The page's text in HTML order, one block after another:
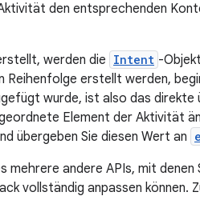
den entsprechenden
werden die Intent -
erstellt werden,
wurde, ist also das
Element der Aktivität
übergeben Sie diesen Wert an
andere APIs, mit
vollständig anpassen können.